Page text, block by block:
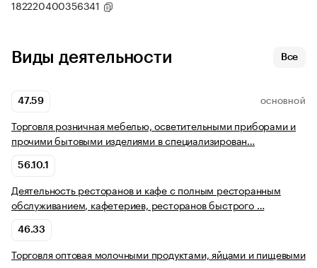
182220400356341
Виды деятельности Все
47.59 ОСНОВНОЙ
Торговля розничная мебелью, осветительными приборами и
прочими бытовыми изделиями в специализирован…
56.10.1
Деятельность ресторанов и кафе с полным ресторанным
обслуживанием, кафетериев, ресторанов быстрого …
46.33
Торговля оптовая молочными продуктами, яйцами и пищевыми